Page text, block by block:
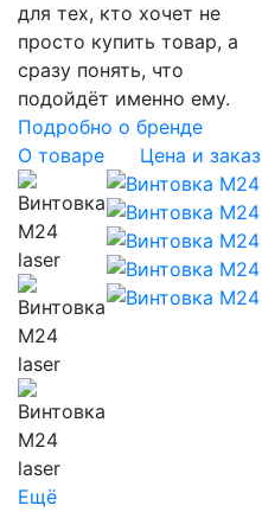
для тех, кто хочет не
просто купить товар, а
сразу понять, что
подойдёт именно ему.
Подробно о бренде
О товаре
Цена и заказ
Ещё